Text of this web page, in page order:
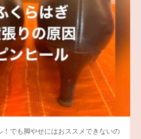
！でも脚やせにはおススメできないの